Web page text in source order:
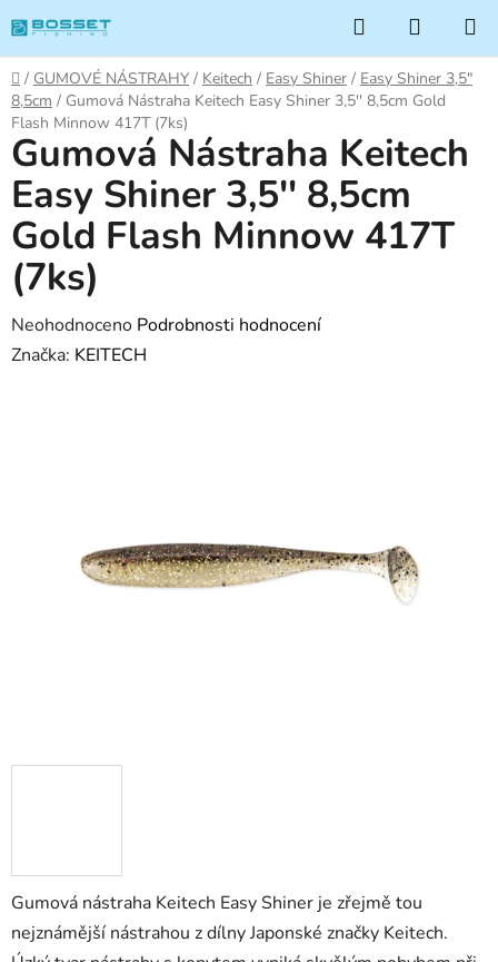
na
obsah
Hledat
KOŠÍK
Domů
/ GUMOVÉ NÁSTRAHY / Keitech / Easy Shiner / Easy Shiner 3,5"
8,5cm / Gumová Nástraha Keitech Easy Shiner 3,5'' 8,5cm Gold
Flash Minnow 417T (7ks)
Gumová nástraha Keitech Easy Shiner je zřejmě tou
nejznámější nástrahou z dílny Japonské značky Keitech.
Gumová Nástraha Keitech
Easy Shiner 3,5'' 8,5cm
Gold Flash Minnow 417T
(7ks)
Průměrné
hodnocení
Neohodnoceno Podrobnosti hodnocení
Značka: KEITECH